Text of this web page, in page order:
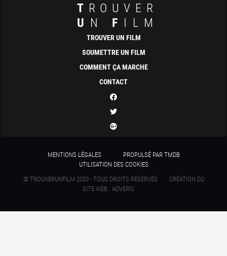
T ROUVER
U N F ILM
TROUVER UN FILM
SOUMETTRE UN FILM
COMMENT ÇA MARCHE
CONTACT
MENTIONS LÉGALES
PROPULSÉ PAR TMDB
UTILISATION DES COOKIES
© TROUVERUNFILM 2020 - TOUS DROITS RÉSERVÉS
CRÉATION DU
SITE WEB : ADVERIS